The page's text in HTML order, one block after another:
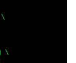
\